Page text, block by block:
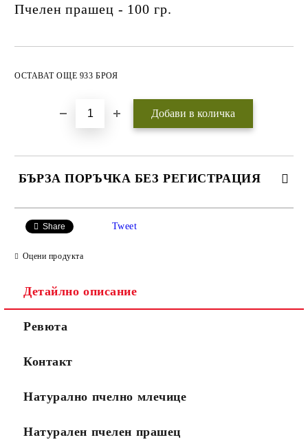
Пчелен прашец - 100 гр.
ОСТАВАТ ОЩЕ 933 БРОЯ
БЪРЗА ПОРЪЧКА БЕЗ РЕГИСТРАЦИЯ
до няколко дни за да
да пристигне максимално
0888323134.
10 работни дни.
Share Tweet
Оцени продукта
Детайлно описание
Ревюта
Контакт
Натурално пчелно млечице
Натурален пчелен прашец